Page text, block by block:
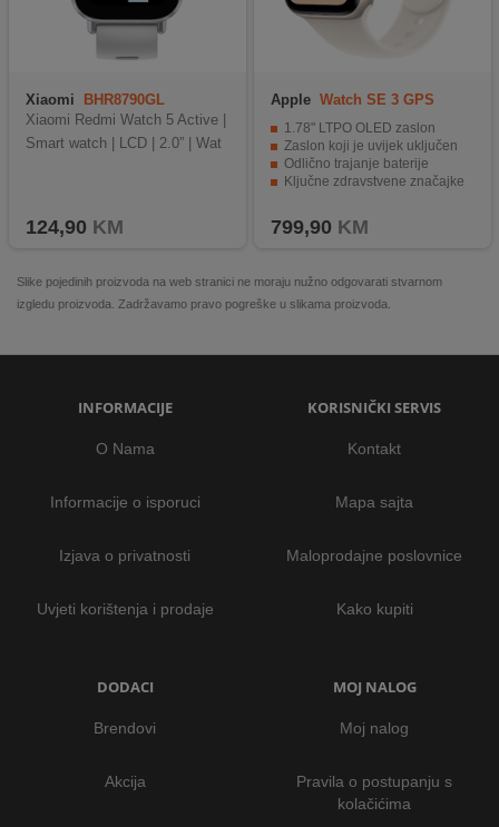
Xiaomi
BHR8790GL
Xiaomi Redmi Watch 5 Active |
Smart watch | LCD | 2.0” | Wat
124,90 KM
Apple Watch SE 3 GPS
1.78" LTPO OLED zaslon
Zaslon koji je uvijek uključen
Odlično trajanje baterije
Ključne zdravstvene značajke
799,90 KM
Slike pojedinih proizvoda na web stranici ne moraju nužno odgovarati stvarnom
izgledu proizvoda. Zadržavamo pravo pogreške u slikama proizvoda.
INFORMACIJE
O Nama
Informacije o isporuci
Izjava o privatnosti
Uvjeti korištenja i prodaje
KORISNIČKI SERVIS
Kontakt
Mapa sajta
Maloprodajne poslovnice
Kako kupiti
DODACI
Brendovi
Akcija
MOJ NALOG
Moj nalog
Pravila o postupanju s
kolačićima